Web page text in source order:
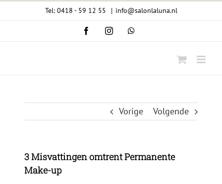
Tel: 0418 - 59 12 55 | info@salonlaluna.nl
FacebookInstagramWhatsApp
Vorige Volgende
3 Misvattingen omtrent Permanente
Make-up